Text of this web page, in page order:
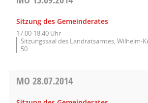
Sitzung des Gemeinderates
17:00-18:40 Uhr
Sitzungssaal des Landratsamtes, Wilhelm-
50
MO 28.07.2014